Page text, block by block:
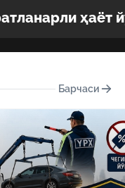
ҳаёт
Барчаси